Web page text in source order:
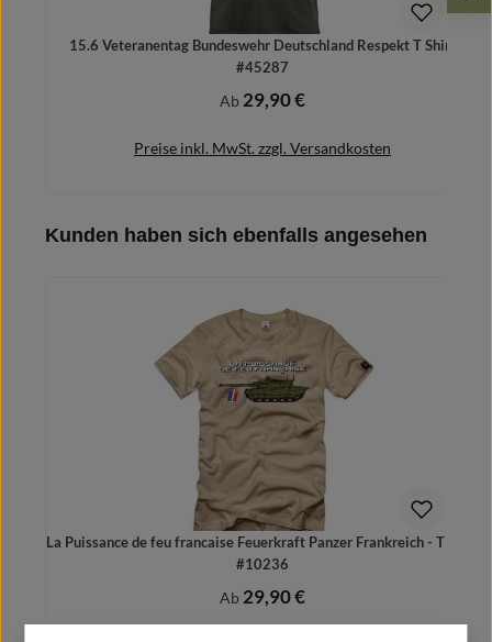
15.6 Veteranentag Bundeswehr Deutschland Respekt T Shirt
#45287
Regulärer Preis:
Ab 29,90 €
Preise inkl. MwSt. zzgl. Versandkosten
Produktgalerie überspringen
Kunden haben sich ebenfalls angesehen
La Puissance de feu francaise Feuerkraft Panzer Frankreich - T Shirt
#10236
Regulärer Preis:
Ab 29,90 €